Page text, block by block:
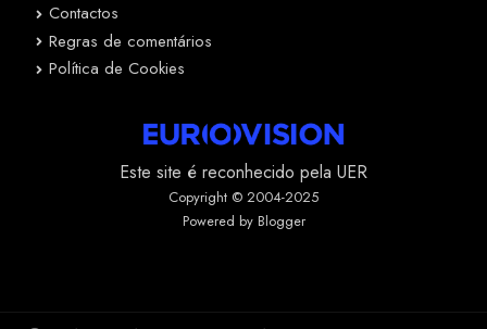
Contactos
Regras de comentários
Política de Cookies
Este site é reconhecido pela UER
Copyright © 2004-2025
Powered by Blogger